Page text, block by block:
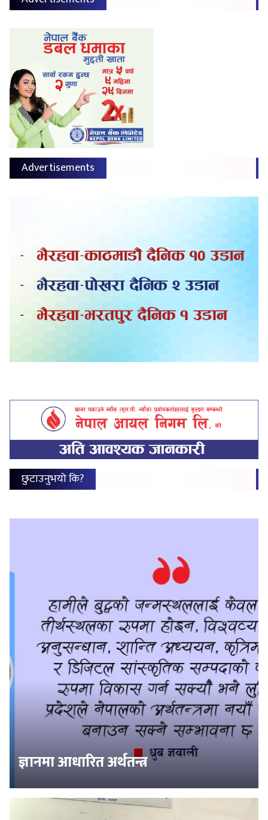
Advertisements
छुटाउनुभयो कि?
ज्ञानमा आधारित अर्थतन्त्र